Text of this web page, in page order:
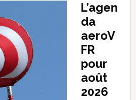
L’agen
da
aeroV
FR
pour
août
2026